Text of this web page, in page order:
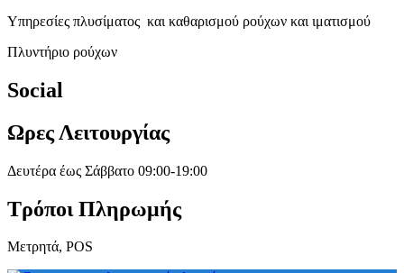
Υπηρεσίες πλυσίματος και καθαρισμού ρούχων και ιματισμού
Πλυντήριο ρούχων
Social
Ωρες Λειτουργίας
Δευτέρα έως Σάββατο 09:00-19:00
Τρόποι Πληρωμής
Μετρητά, POS